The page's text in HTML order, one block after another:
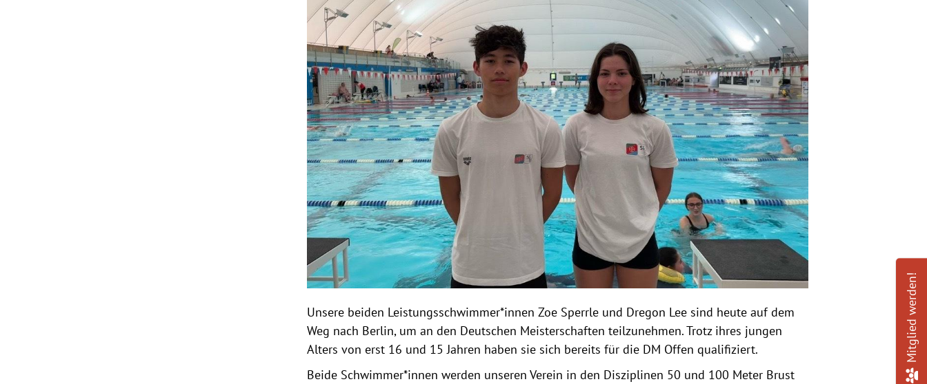
Unsere beiden Leistungsschwimmer*innen Zoe Sperrle und Dregon Lee sind heute auf dem
Weg nach Berlin, um an den Deutschen Meisterschaften teilzunehmen. Trotz ihres jungen
Alters von erst 16 und 15 Jahren haben sie sich bereits für die DM Offen qualifiziert.
Beide Schwimmer*innen werden unseren Verein in den Disziplinen 50 und 100 Meter Brust
Mitglied werden!